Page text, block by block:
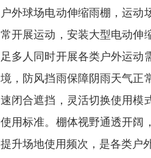
户外球场电动伸缩雨棚，运
常开展运动，安装大型电动伸
足多人同时开展各类户外运动
境，防风挡雨保障阴雨天气正
速闭合遮挡，灵活切换使用模
使用标准。棚体视野通透开阔
提升场地使用频次，是各类户